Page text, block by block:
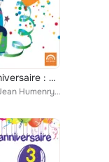
C'est mon anniversaire : 6 ans
Various Artists, Jean Humenry, Christelle Lassort, Les Amis de Tous les Enfants du Monde, Nicolas de Angelis, Olga Forest, Gérar...